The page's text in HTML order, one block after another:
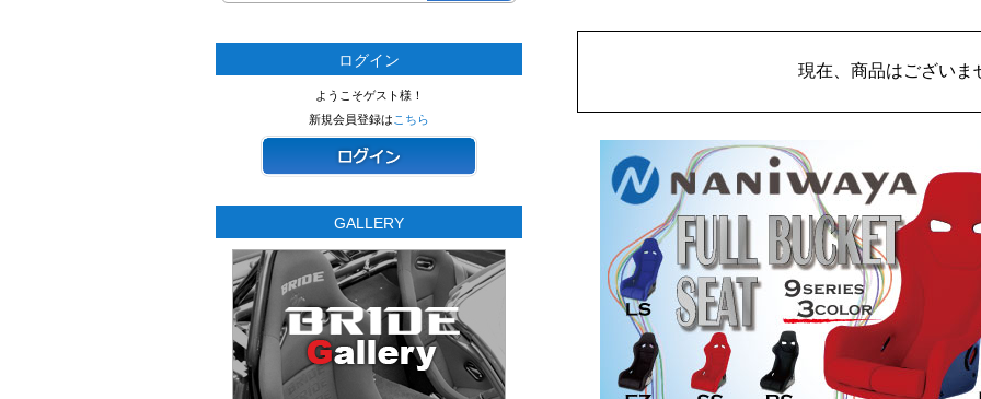
ログイン
ようこそゲスト様！
新規会員登録は こちら
GALLERY
現在、商品はございま